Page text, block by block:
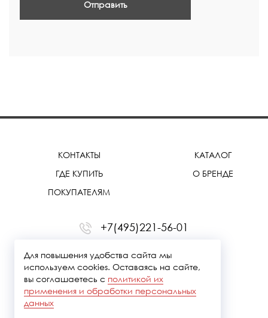
Отправить
КОНТАКТЫ
ГДЕ КУПИТЬ
ПОКУПАТЕЛЯМ
КАТАЛОГ
О БРЕНДЕ
+7(495)221-56-01
office@treemmerussia.ru
Для повышения удобства сайта мы
используем cookies. Оставаясь на сайте,
вы соглашаетесь с политикой их
применения и обработки персональных
данных